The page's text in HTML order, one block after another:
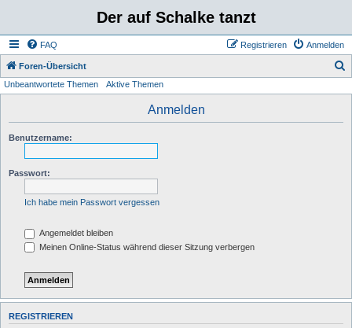
Der auf Schalke tanzt
FAQ Anmelden
Registrieren
Foren-Übersicht
Unbeantwortete Themen Aktive Themen
Anmelden
Benutzername:
Passwort:
Ich habe mein Passwort vergessen
Angemeldet bleiben
Meinen Online-Status während dieser Sitzung verbergen
REGISTRIEREN